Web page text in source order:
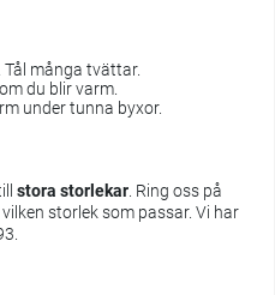
många tvättar.
du blir varm.
under tunna byxor.
stora storlekar . Ring oss på
storlek som passar. Vi har